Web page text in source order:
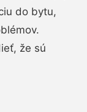
do bytu,
že sú